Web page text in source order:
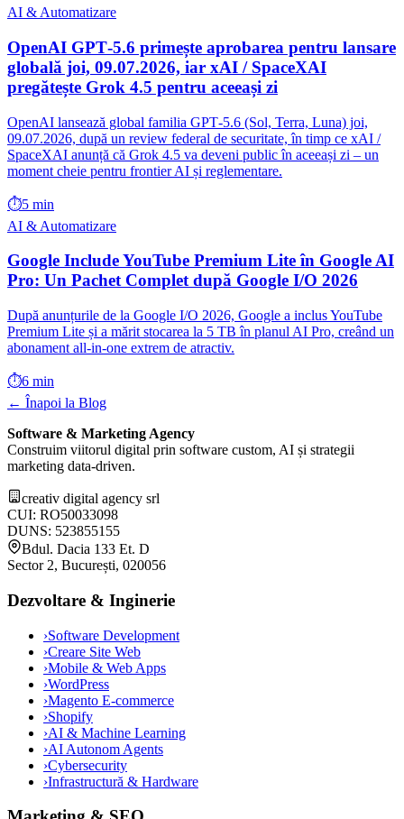
AI & Automatizare
OpenAI GPT‑5.6 primește aprobarea pentru lansare
globală joi, 09.07.2026, iar xAI / SpaceXAI
pregătește Grok 4.5 pentru aceeași zi
OpenAI lansează global familia GPT‑5.6 (Sol, Terra, Luna) joi,
09.07.2026, după un review federal de securitate, în timp ce xAI /
SpaceXAI anunță că Grok 4.5 va deveni public în aceeași zi – un
moment cheie pentru frontier AI și reglementare.
⏱️5 min
AI & Automatizare
Google Include YouTube Premium Lite în Google AI
Pro: Un Pachet Complet după Google I/O 2026
După anunțurile de la Google I/O 2026, Google a inclus YouTube
Premium Lite și a mărit stocarea la 5 TB în planul AI Pro, creând un
abonament all-in-one extrem de atractiv.
⏱️6 min
← Înapoi la Blog
Software & Marketing Agency
Construim viitorul digital prin software custom, AI și strategii
marketing data-driven.
creativ digital agency srl
CUI: RO50033098
DUNS: 523855155
Bdul. Dacia 133 Et. D
Sector 2, București, 020056
Dezvoltare & Inginerie
›Software Development
›Creare Site Web
›Mobile & Web Apps
›WordPress
›Magento E-commerce
›Shopify
›AI & Machine Learning
›AI Autonom Agents
›Cybersecurity
›Infrastructură & Hardware